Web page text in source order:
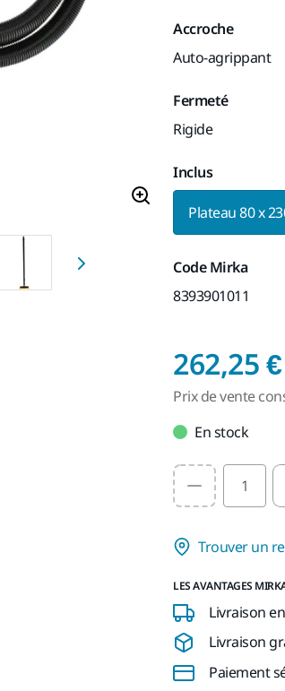
Accroche
Auto-agrippant
Fermeté
Rigide
Inclus
Plateau 80 x
Code Mirka
8393901011
262,25 €
Prix de vente
En stock
Select quantity
Trouver un
LES AVANTAGES
Livraison
Livraison
Paiement